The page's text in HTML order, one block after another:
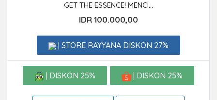
GET THE ESSENCE! MENCI...
IDR 100.000,00
| STORE RAYYANA DISKON 27%
| DISKON 25% | DISKON 25%